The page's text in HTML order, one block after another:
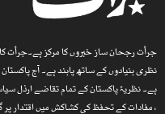
جرأت رجحان ساز خبروں کا مرکز ہے۔جرأت
نظری بنیادوں کے ساتھ پابند ہے۔ آج
ہے۔ نظریۂ پاکستان کے تمام تقاضے ارذل
، مفادات کے تحفظ کی کشاکش میں اقتدار